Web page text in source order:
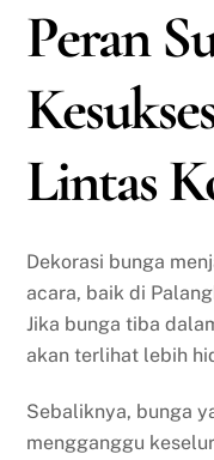
Peran
Lintas
Dekorasi bunga
acara, baik di
Jika bunga tiba
akan terlihat lebih
Sebaliknya, bunga
mengganggu